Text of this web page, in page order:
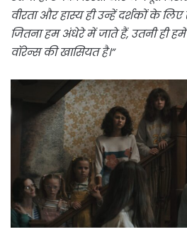
वीरता और हास्य ही उन्हें दर्शकों के लिए
जितना हम अंधेरे में जाते हैं, उतनी ही
वॉरेन्स की खासियत है।”